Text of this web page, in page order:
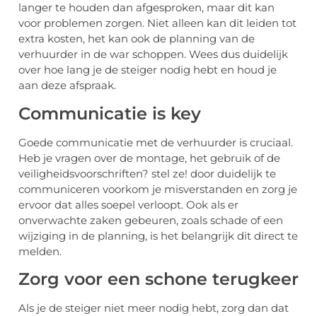
langer te houden dan afgesproken, maar dit kan
voor problemen zorgen. Niet alleen kan dit leiden tot
extra kosten, het kan ook de planning van de
verhuurder in de war schoppen. Wees dus duidelijk
over hoe lang je de steiger nodig hebt en houd je
aan deze afspraak.
Communicatie is key
Goede communicatie met de verhuurder is cruciaal.
Heb je vragen over de montage, het gebruik of de
veiligheidsvoorschriften? stel ze! door duidelijk te
communiceren voorkom je misverstanden en zorg je
ervoor dat alles soepel verloopt. Ook als er
onverwachte zaken gebeuren, zoals schade of een
wijziging in de planning, is het belangrijk dit direct te
melden.
Zorg voor een schone terugkeer
Als je de steiger niet meer nodig hebt, zorg dan dat